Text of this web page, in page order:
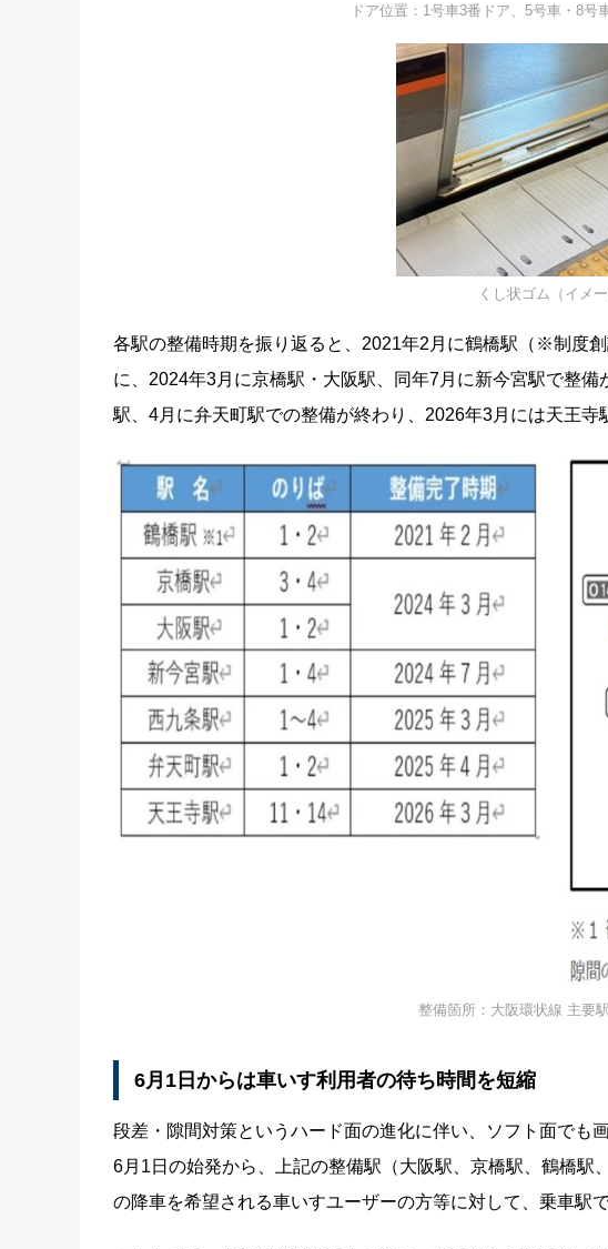
ドア位置：1号車3番ドア、5号車・8号
くし状ゴム（イメー
各駅の整備時期を振り返ると、2021年2月に鶴橋駅（※制度
に、2024年3月に京橋駅・大阪駅、同年7月に新今宮駅で整
駅、4月に弁天町駅での整備が終わり、2026年3月には天王寺
整備箇所：大阪環状線 主要
6月1日からは車いす利用者の待ち時間を短縮
段差・隙間対策というハード面の進化に伴い、ソフト面でも
6月1日の始発から、上記の整備駅（大阪駅、京橋駅、鶴橋駅
の降車を希望される車いすユーザーの方等に対して、乗車駅